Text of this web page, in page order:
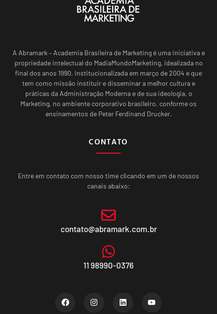
A Abramark – Academia Brasileira de Marketing é uma iniciativa e
propriedade intelectual do MadiaMundoMarketing, idealizada no
final dos anos 1990, institucionalizada em março de 2004 e que
tem como missão instituir e disseminar a melhor cultura e
práticas da Administração Moderna e de sua ideologia, o
Marketing, no ambiente corporativo brasileiro, conforme os
ensinamentos de Peter Ferdinand Drucker.
CONTATO
Entre em contato com nosso time clicando em um de nossos
canais abaixo:
contato@abramark.com.br
11 98990-0376